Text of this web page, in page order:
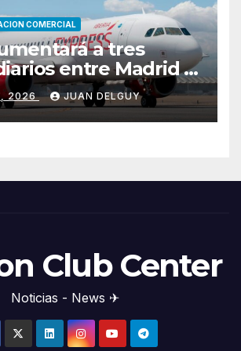
COMERCIAL
a tres
entre Madrid y
durante el invierno
2026 JUAN DELGUY
Club Center
Noticias - News ✈